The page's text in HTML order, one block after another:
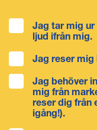
Jag tar mig
ljud ifrån mig.
Jag reser
Jag behöver
mig från
reser dig från
igång!).